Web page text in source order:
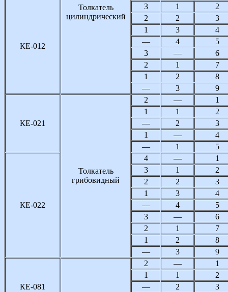
Толкатель
цилиндрический
КЕ-012
3 1
2
2
2
3
1
3
4
—
4
5
3
—
6
2
1
7
1
2
8
—
3 9
КЕ-021
Толкатель
грибовидный
2 —
1
1
1
2
—
2
3
1
—
4
—
1 5
КЕ-022
4 —
1
3
1
2
2
2
3
1
3
4
—
4
5
3
—
6
2
1
7
1
2
8
—
3 9
КЕ-081
2 —
1
1
1
2
—
2
3